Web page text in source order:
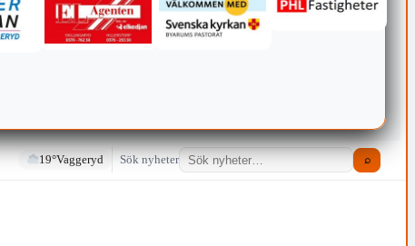
19°Vaggeryd Sök nyheter ⌕